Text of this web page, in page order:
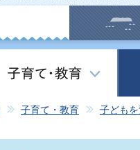
子育て・教育
子ども